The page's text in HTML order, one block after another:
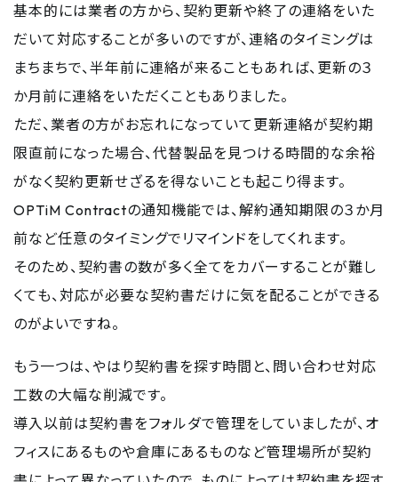
基本的には業者の方から、契約更新や終了の連絡をいた
だいて対応することが多いのですが、連絡のタイミングは
まちまちで、半年前に連絡が来ることもあれば、更新の３
か月前に連絡をいただくこともありました。
ただ、業者の方がお忘れになっていて更新連絡が契約期
限直前になった場合、代替製品を見つける時間的な余裕
がなく契約更新せざるを得ないことも起こり得ます。
OPTiM Contractの通知機能では、解約通知期限の３か月
前など任意のタイミングでリマインドをしてくれます。
そのため、契約書の数が多く全てをカバーすることが難し
くても、対応が必要な契約書だけに気を配ることができる
のがよいですね。
もう一つは、やはり契約書を探す時間と、問い合わせ対応
工数の大幅な削減です。
導入以前は契約書をフォルダで管理をしていましたが、オ
フィスにあるものや倉庫にあるものなど管理場所が契約